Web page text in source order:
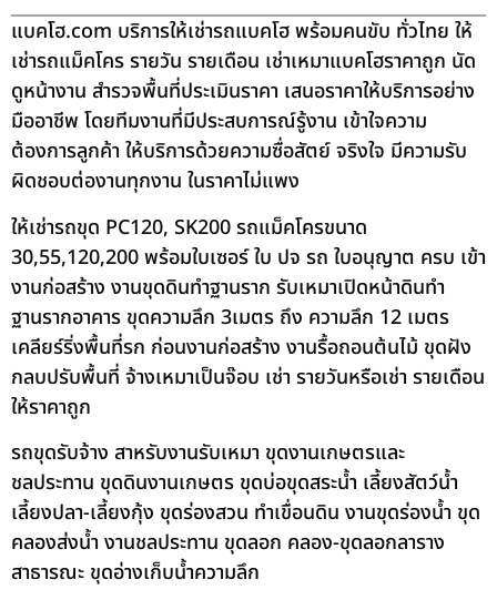
แบคโฮ.com บริการให้เช่ารถแบคโฮ พร้อมคนขับ ทั่วไทย ให้
เช่ารถแม็คโคร รายวัน รายเดือน เช่าเหมาแบคโฮราคาถูก นัด
ดูหน้างาน สำรวจพื้นที่ประเมินราคา เสนอราคาให้บริการอย่าง
มืออาชีพ โดยทีมงานที่มีประสบการณ์รู้งาน เข้าใจความ
ต้องการลูกค้า ให้บริการด้วยความซื่อสัตย์ จริงใจ มีความรับ
ผิดชอบต่องานทุกงาน ในราคาไม่แพง
ให้เช่ารถขุด PC120, SK200 รถแม็คโครขนาด
30,55,120,200 พร้อมใบเซอร์ ใบ ปจ รถ ใบอนุญาต ครบ เข้า
งานก่อสร้าง งานขุดดินทำฐานราก รับเหมาเปิดหน้าดินทำ
ฐานรากอาคาร ขุดความลึก 3เมตร ถึง ความลึก 12 เมตร
เคลียร์ริ่งพื้นที่รก ก่อนงานก่อสร้าง งานรื้อถอนต้นไม้ ขุดฝัง
กลบปรับพื้นที่ จ้างเหมาเป็นจ๊อบ เช่า รายวันหรือเช่า รายเดือน
ให้ราคาถูก
รถขุดรับจ้าง สาหรับงานรับเหมา ขุดงานเกษตรและ
ชลประทาน ขุดดินงานเกษตร ขุดบ่อขุดสระน้ำ เลี้ยงสัตว์น้ำ
เลี้ยงปลา-เลี้ยงกุ้ง ขุดร่องสวน ทำเขื่อนดิน งานขุดร่องน้ำ ขุด
คลองส่งน้ำ งานชลประทาน ขุดลอก คลอง-ขุดลอกลาราง
สาธารณะ ขุดอ่างเก็บน้ำความลึก